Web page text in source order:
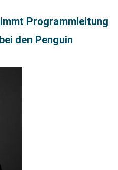
Programmleitung
den Penguin